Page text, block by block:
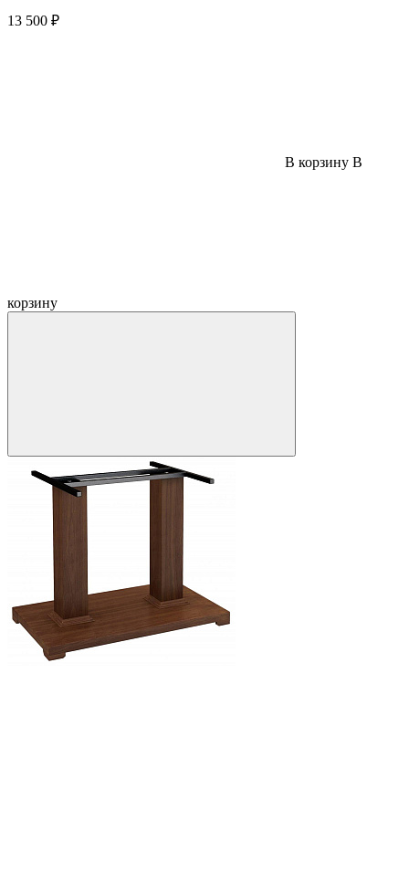
13 500 ₽
В корзину В
корзину